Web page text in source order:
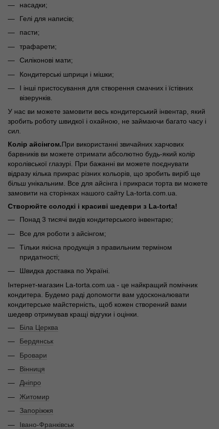
насадки;
Гелі для написів;
пасти;
трафарети;
Силіконові мати;
Кондитерські шприци і мішки;
І інші пристосування для створення смачних і їстівних
візерунків.
У нас ви можете замовити весь кондитерський інвентар, який
зробить роботу швидкої і охайною, не займаючи багато часу і
сил.
Колір айсінгом.При використанні звичайних харчових
барвників ви можете отримати абсолютно будь-який колір
королівської глазурі. При бажанні ви можете поєднувати
відразу кілька прикрас різних кольорів, що зробить виріб ще
більш унікальним. Все для айсінга і прикраси торта ви можете
замовити на сторінках нашого сайту La-torta.com.ua.
Створюйте солодкі і красиві шедеври з La-torta!
Понад 3 тисячі видів кондитерського інвентарю;
Все для роботи з айсінгом;
Тільки якісна продукція з правильним терміном
придатності;
Швидка доставка по Україні.
Інтернет-магазин La-torta.com.ua - це найкращий помічник
кондитера. Будемо раді допомогти вам удосконалювати
кондитерське майстерність, щоб кожен створений вами
шедевр отримував кращі відгуки і оцінки.
Біла Церква
Бердянськ
Бровари
Вінниця
Дніпро
Житомир
Запоріжжя
Івано-Франківськ